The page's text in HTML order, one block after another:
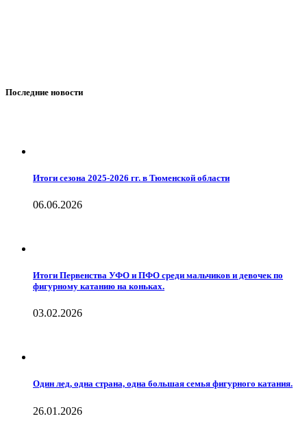
Последние новости
Итоги сезона 2025-2026 гг. в Тюменской области
06.06.2026
Итоги Первенства УФО и ПФО среди мальчиков и девочек по
фигурному катанию на коньках.
03.02.2026
Один лед, одна страна, одна большая семья фигурного катания.
26.01.2026